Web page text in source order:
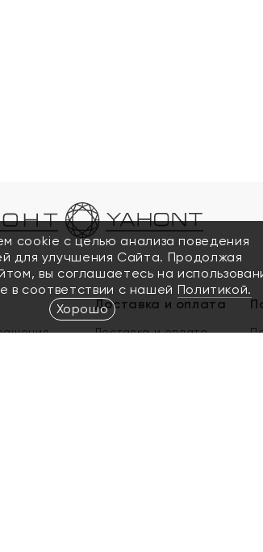
Доставка и оплата
Доставка и оплата
cookie с целью анализа поведения
для улучшения Сайта. Продолжая
вы соглашаетесь на
в соответствии с нашей Политикой.
Хорошо